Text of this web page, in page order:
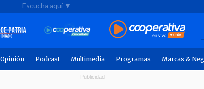
Escucha aquí ▼
Opinión Podcast Multimedia Programas Marcas &